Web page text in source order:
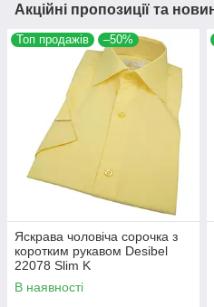
Акційні пропозиції та
Топ продажів –50%
Яскрава чоловіча сорочка з
коротким рукавом Desibel
22078 Slim K
В наявності